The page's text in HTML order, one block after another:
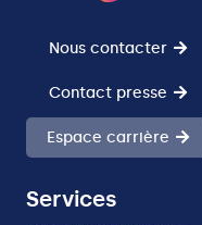
Nous contacter
Contact presse
Espace carrière
Services